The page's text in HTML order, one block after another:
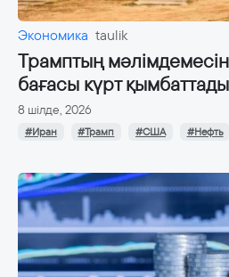
Экономика taulik
Трамптың
бағасы күрт қымбаттады
8 шілде, 2026
#Иран #Трамп #США #Нефть